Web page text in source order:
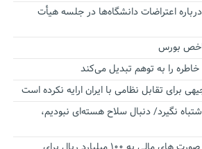
اعتراضات دانشگاه‌ها در جلسه هیأت
خاطره را به توهم تبدیل می‌کند
برای تقابل نظامی با ایران ارایه نکرده است
نگیرد/ دنبال سلاح هسته‌ای نبودیم،